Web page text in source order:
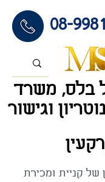
08-
בלס, משרד
וגישור
קניית ומכירת